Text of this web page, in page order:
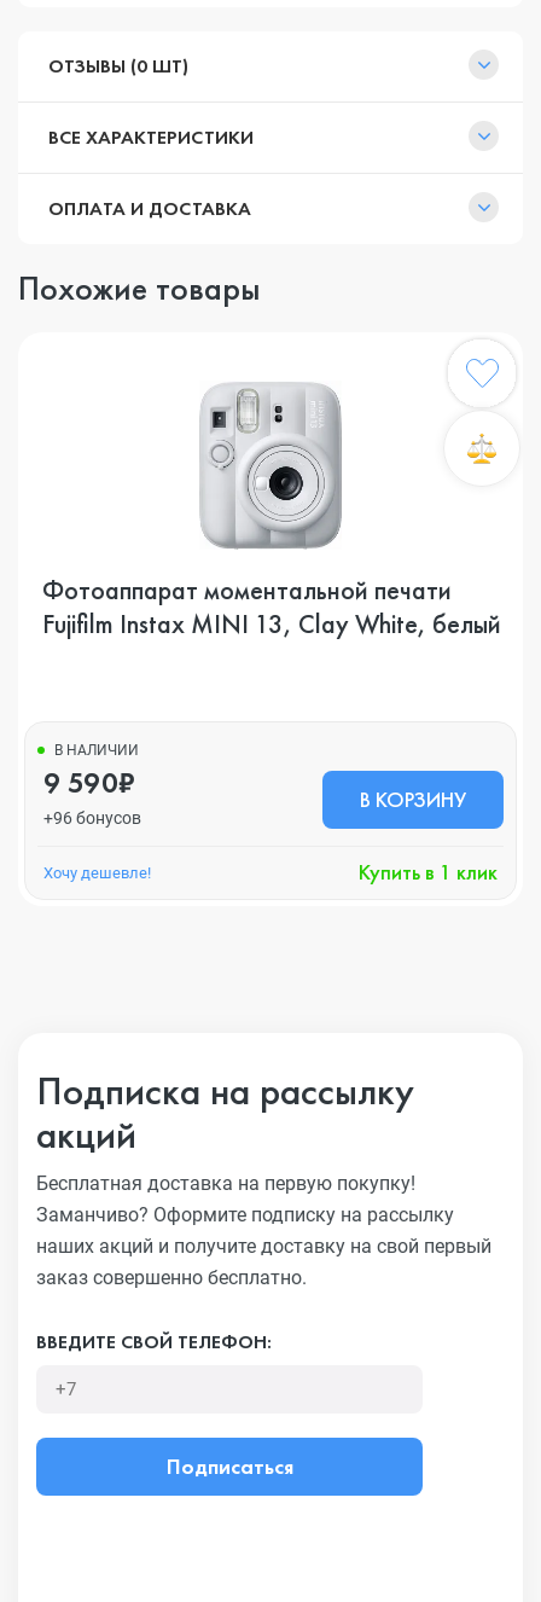
ОТЗЫВЫ (0 ШТ)
ВСЕ ХАРАКТЕРИСТИКИ
ОПЛАТА И ДОСТАВКА
Похожие товары
Фотоаппарат моментальной печати
Fujifilm Instax MINI 13, Clay White, белый
В НАЛИЧИИ
9 590₽
+96 бонусов
В КОРЗИНУ
Хочу дешевле! Купить в 1 клик
Подписка на рассылку
акций
Бесплатная доставка на первую покупку!
Заманчиво? Оформите подписку на рассылку
наших акций и получите доставку на свой первый
заказ совершенно бесплатно.
ВВЕДИТЕ СВОЙ ТЕЛЕФОН:
Подписаться